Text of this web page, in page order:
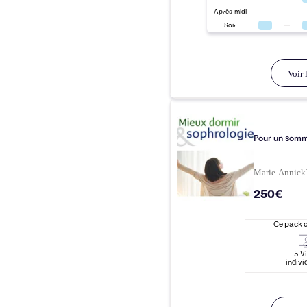
Après-midi
Soir
Voir
Pour un
Marie-Annick
250€
Ce pack
5